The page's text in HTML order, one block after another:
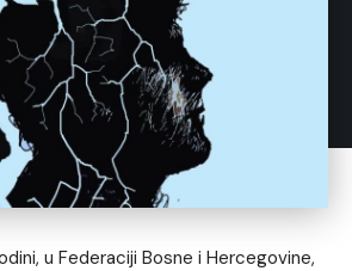
u Federaciji Bosne i Hercegovine,